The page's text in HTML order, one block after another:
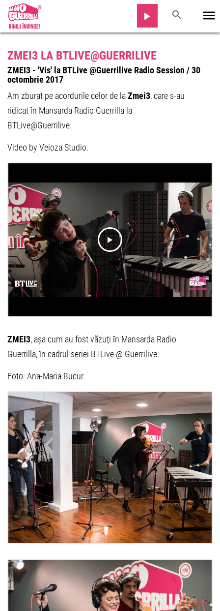
ZMEI3 LA BTLIVE@GUERRILIVE
ZMEI3 - 'Vis' la BTLive @Guerrilive Radio Session / 30
octombrie 2017
Am zburat pe acordurile celor de laZmei3, care s-au
ridicat în Mansarda Radio Guerrilla la
BTLive@Guerrilive.
Video by Veioza Studio.
ZMEI3, așa cum au fost văzuți în Mansarda Radio
Guerrilla, în cadrul seriei BTLive @ Guerrilive.
Foto: Ana-Maria Bucur.